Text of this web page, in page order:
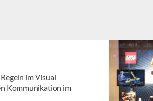
im Visual
Kommunikation im